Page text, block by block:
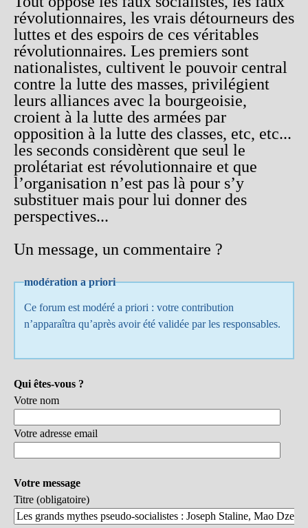
révolutionnaires, les vrais détourneurs des
luttes et des espoirs de ces véritables
révolutionnaires. Les premiers sont
nationalistes, cultivent le pouvoir central
contre la lutte des masses, privilégient
leurs alliances avec la bourgeoisie,
croient à la lutte des armées par
opposition à la lutte des classes, etc, etc...
les seconds considèrent que seul le
prolétariat est révolutionnaire et que
l’organisation n’est pas là pour s’y
substituer mais pour lui donner des
perspectives...
Un message, un commentaire ?
modération a priori
Ce forum est modéré a priori : votre contribution
n’apparaîtra qu’après avoir été validée par les responsables.
Qui êtes-vous ?
Votre nom
Votre adresse email
Votre message
Titre (obligatoire)